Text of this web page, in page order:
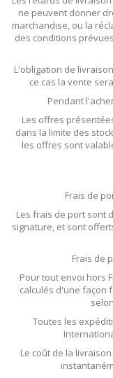
ne peuvent donner
marchandise, ou la
des conditions
L'obligation de
ce cas la vente
Pendant
Les offres
dans la limite des
les offres sont
Frais de
Les frais de port sont
signature, et sont
Frais de
Pour tout envoi hors
calculés d'une façon
Toutes les
Le coût de la